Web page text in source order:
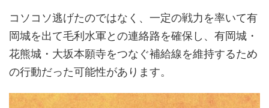
コソコソ逃げたのではなく、一定の戦力を率いて有
岡城を出て毛利水軍との連絡路を確保し、有岡城・
花熊城・大坂本願寺をつなぐ補給線を維持するため
の行動だった可能性があります。